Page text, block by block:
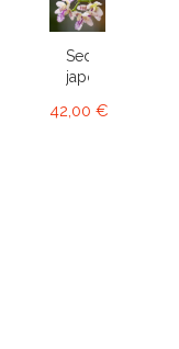
Sedirea
japonica
42,00 €